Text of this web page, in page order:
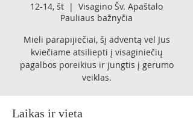
12-14, št
  |
Visagino Šv. Apaštalo
Pauliaus bažnyčia
Mieli parapijiečiai, šį adventą vėl Jus
kviečiame atsiliepti į visaginiečių
pagalbos poreikius ir jungtis į gerumo
veiklas.
Laikas ir vieta